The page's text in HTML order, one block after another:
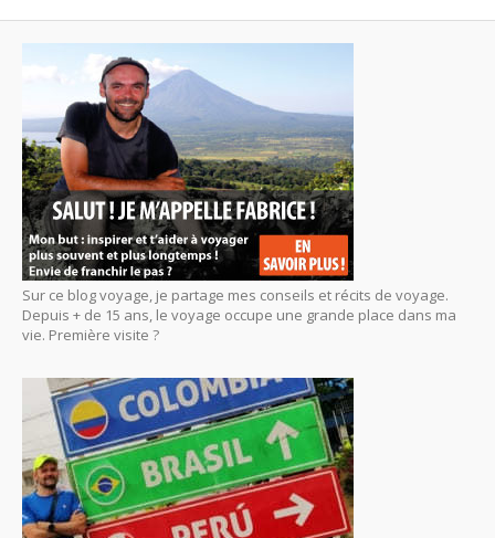
Sur ce blog voyage, je partage mes conseils et récits de voyage.
Depuis + de 15 ans, le voyage occupe une grande place dans ma
vie. Première visite ?